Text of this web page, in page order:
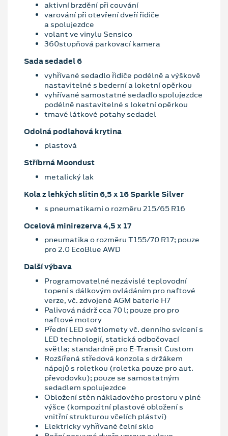
aktivní brzdění při couvání
varování při otevření dveří řidiče
a spolujezdce
volant ve vinylu Sensico
360stupňová parkovací kamera
Sada sedadel 6
vyhřívané sedadlo řidiče podélně a výškově
nastavitelné s bederní a loketní opěrkou
vyhřívané samostatné sedadlo spolujezdce
podélně nastavitelné s loketní opěrkou
tmavé látkové potahy sedadel
Odolná podlahová krytina
plastová
Stříbrná Moondust
metalický lak
Kola z lehkých slitin 6,5 x 16 Sparkle Silver
s pneumatikami o rozměru 215/65 R16
Ocelová minirezerva 4,5 x 17
pneumatika o rozměru T155/70 R17; pouze
pro 2.0 EcoBlue AWD
Další výbava
Programovatelné nezávislé teplovodní
topení s dálkovým ovládáním pro naftové
verze, vč. zdvojené AGM baterie H7
Palivová nádrž cca 70 l; pouze pro pro
naftové motory
Přední LED světlomety vč. denního svícení s
LED technologií, statická odbočovací
světla; standardně pro E-Transit Custom
Rozšířená středová konzola s držákem
nápojů s roletkou (roletka pouze pro aut.
převodovku); pouze se samostatným
sedadlem spolujezdce
Obložení stěn nákladového prostoru v plné
výšce (kompozitní plastové obložení s
vnitřní strukturou včelích pláství)
Elektricky vyhřívané čelní sklo